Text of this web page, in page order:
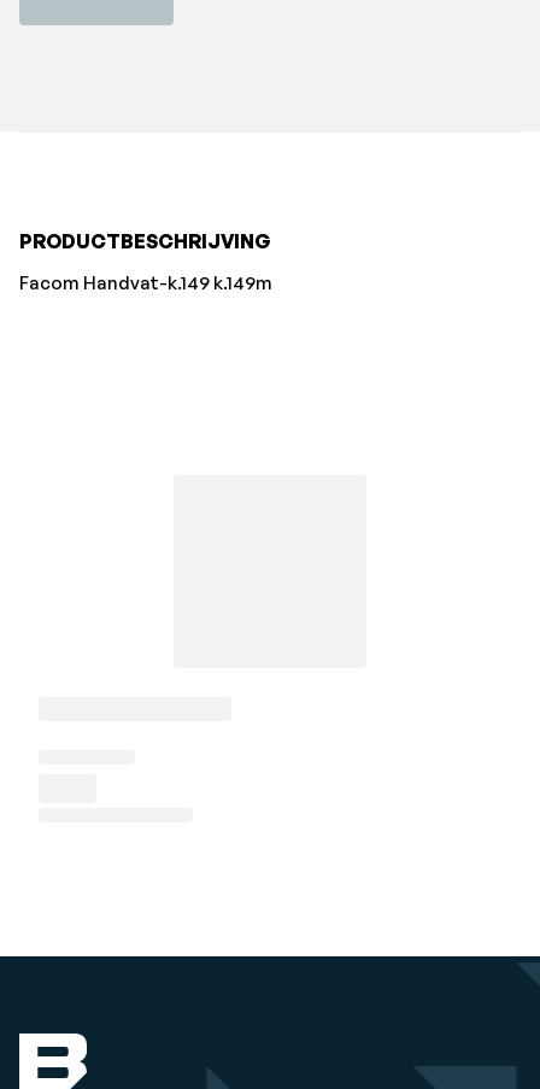
PRODUCTBESCHRIJVING
Facom Handvat-k.149 k.149m